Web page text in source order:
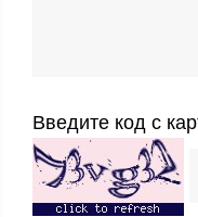
Введите код с